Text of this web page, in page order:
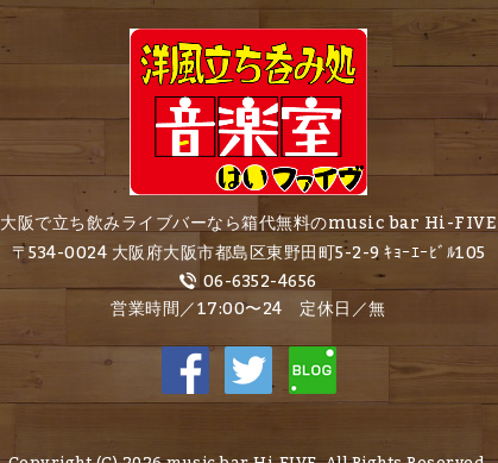
大阪で立ち飲みライブバーなら箱代無料のmusic bar Hi-FIVE
〒534-0024 大阪府大阪市都島区東野田町5-2-9 ｷｮｰｴｰﾋﾞﾙ105
06-6352-4656
営業時間／17:00〜24 定休日／無